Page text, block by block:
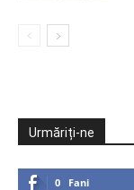
Urmăriți-ne
0 Fani